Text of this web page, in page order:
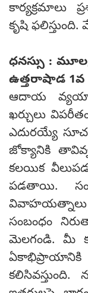
కార్యక్రమాలు
కృషి
ధనస్సు :
ఉత్తరాషాడ
ఆదాయ
ఖర్చులు
ఎదురయ్యే
జోక్యానికి
కలయిక
పడతాయి.
సంబంధం
మెలగండి. మీ
కలిసివస్తుంది.